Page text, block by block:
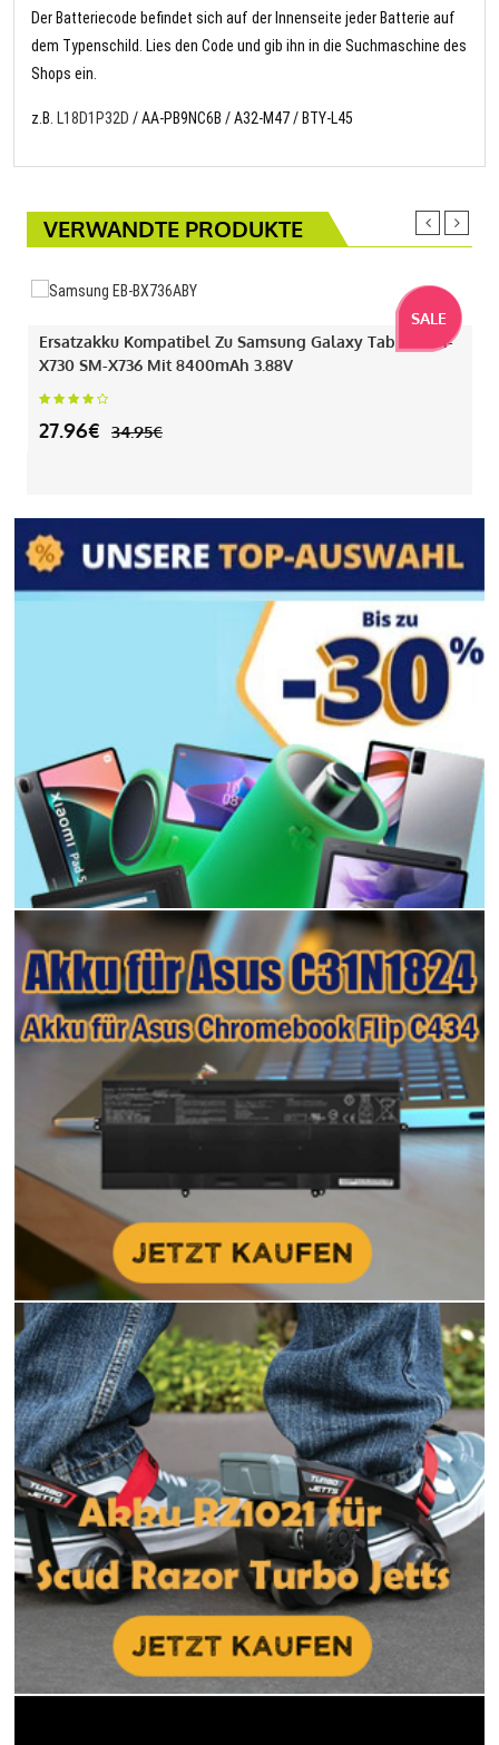
Der Batteriecode befindet sich auf der Innenseite jeder Batterie auf
dem Typenschild. Lies den Code und gib ihn in die Suchmaschine des
Shops ein.
z.B. L18D1P32D / AA-PB9NC6B / A32-M47 / BTY-L45
VERWANDTE PRODUKTE
SALE
Ersatzakku Kompatibel Zu Samsung Galaxy Tab S11 SM-
X730 SM-X736 Mit 8400mAh 3.88V
27.96€ 34.95€